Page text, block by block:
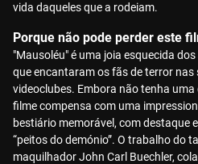
vida daqueles que a rodeiam.
Porque não pode perder este
"Mausoléu" é uma joia esquecida
que encantaram os fãs de terror
videoclubes. Embora não tenha
filme compensa com uma
bestiário memorável, com destaque
“peitos do demónio”. O trabalho do
maquilhador John Carl Buechler,